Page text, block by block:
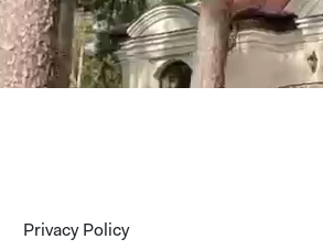
Privacy Policy